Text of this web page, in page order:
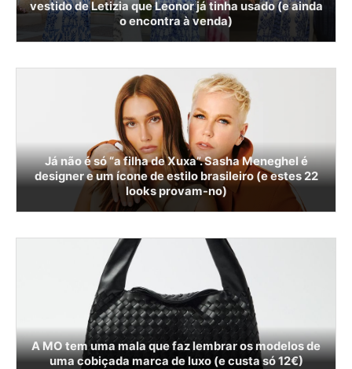
vestido de Letizia que Leonor já tinha usado (e ainda
o encontra à venda)
Já não é só “a filha de Xuxa”. Sasha Meneghel é
designer e um ícone de estilo brasileiro (e estes 22
looks provam-no)
A MO tem uma mala que faz lembrar os modelos de
uma cobiçada marca de luxo (e custa só 12€)